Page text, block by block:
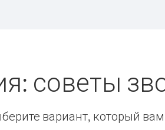
советы
вариант, который